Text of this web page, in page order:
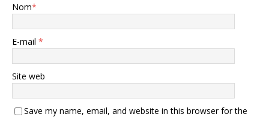
Nom*
E-mail *
Site web
Save my name, email, and website in this browser for the